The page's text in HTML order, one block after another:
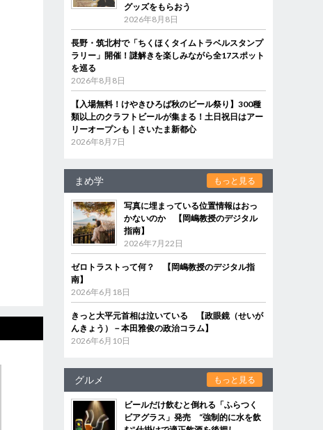
グッズをもらおう
2026年8月8日
長野・筑北村で「ちくほくタイムトラベルスタンプ
ラリー」開催！謎解きを楽しみながら全17スポット
を巡る
2026年8月8日
【入場無料！けやきひろば秋のビール祭り】300種
類以上のクラフトビールが集まる！土日祝日はアー
リーオープンも｜さいたま新都心
2026年8月7日
まめ学 もっと見る
写真に埋まっている位置情報はおっ
かないのか 【岡嶋教授のデジタル
指南】
2026年7月22日
ゼロトラストって何？ 【岡嶋教授のデジタル指
南】
2026年6月18日
きっと大平元首相は泣いている 【政眼鏡（せいが
んきょう）－本田雅俊の政治コラム】
2026年6月10日
グルメ もっと見る
ビールだけ飲むと倒れる「ふらつく
ビアグラス」発売 “強制的に水を飲